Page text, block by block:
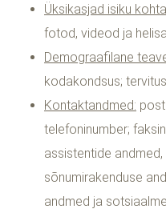
Üksikasjad isiku
fotod, videod ja
Demograafilane
kodakondsus;
Kontaktandmed:
telefoninumber;
assistentide
sõnumirakenduse
andmed ja